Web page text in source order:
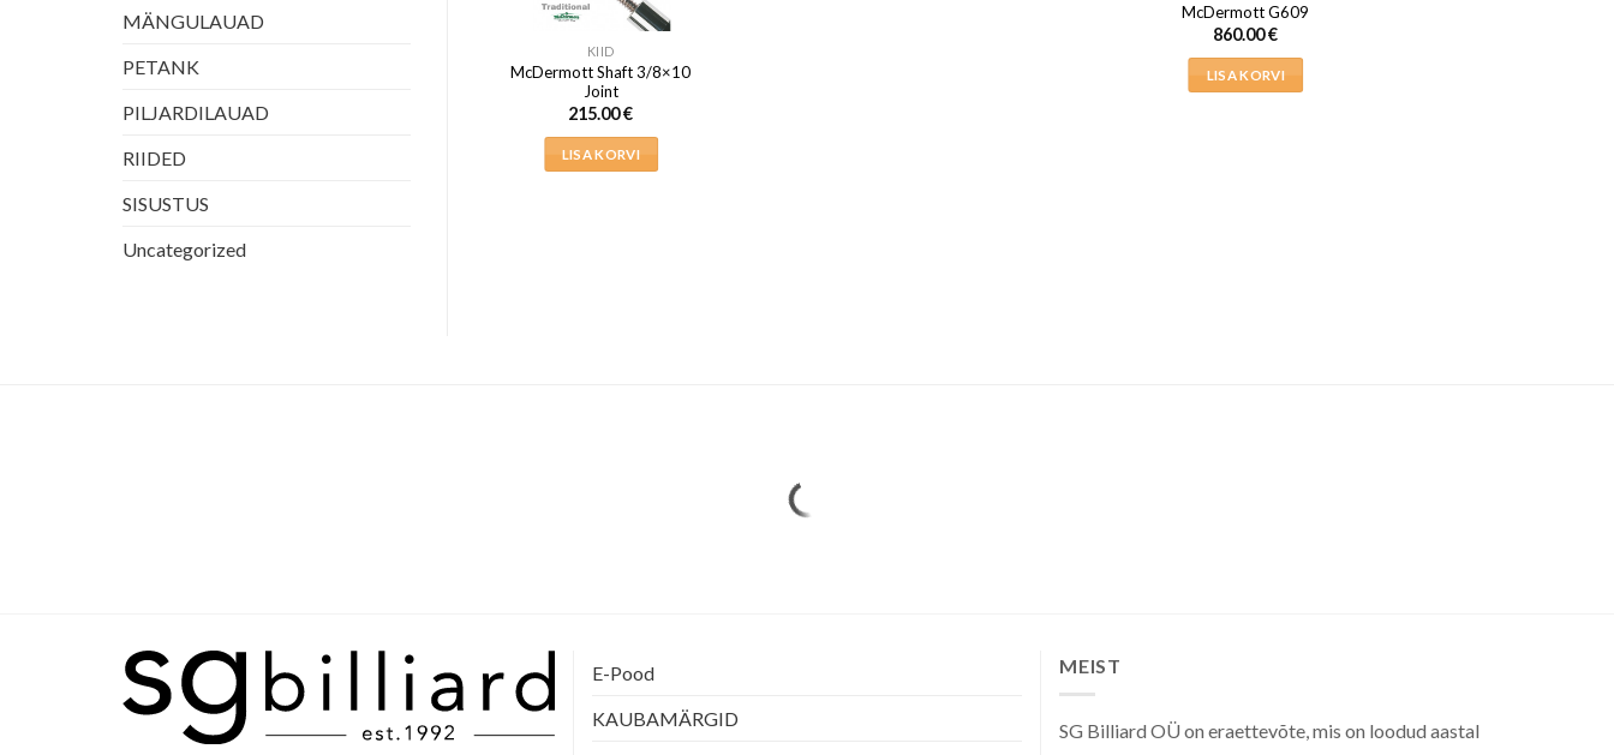
MÄNGULAUAD
PETANK
PILJARDILAUAD
RIIDED
SISUSTUS
Uncategorized
KIID
McDermott Shaft 3/8×10
Joint
215.00€
LISA KORVI
McDermott G609
860.00€
LISA KORVI
E-Pood
KAUBAMÄRGID
MEIST
SG Billiard OÜ on eraettevõte, mis on loodud aastal